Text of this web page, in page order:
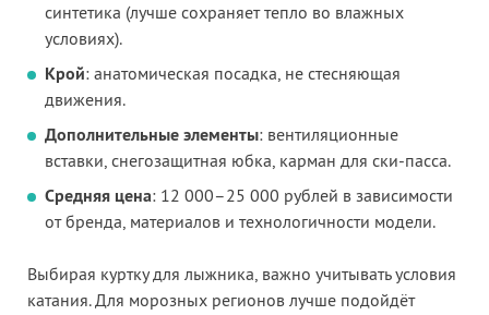
синтетика (лучше сохраняет тепло во влажных
условиях).
Крой: анатомическая посадка, не стесняющая
движения.
Дополнительные элементы: вентиляционные
вставки, снегозащитная юбка, карман для ски-пасса.
Средняя цена: 12 000–25 000 рублей в зависимости
от бренда, материалов и технологичности модели.
Выбирая куртку для лыжника, важно учитывать условия
катания. Для морозных регионов лучше подойдёт